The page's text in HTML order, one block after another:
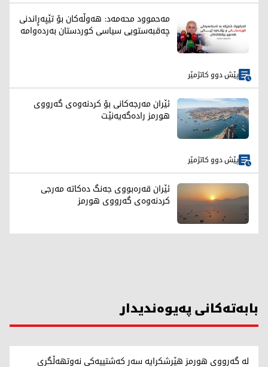
مەحموود محەمەد: هەوڵەکان بۆ تێپەڕاندنی
چەقبەستویی سیاسی کوردستان بەردەوامە
پێش دوو کاتژمێر
ئێران مەرجەکانی بۆ کردنەوەی گەرووی
هورمز رادەگەیەنێت
پێش دوو کاتژمێر
ئێران قەرەبووی جەنگ دەکاتە مەرجی
کردنەوەی گەرووی هورمز
بابەتەکانی پەیوەندیدار
لە گەرووی هورمز هێرشکرایە سەر کەشتییەکی نەوتهەڵگری